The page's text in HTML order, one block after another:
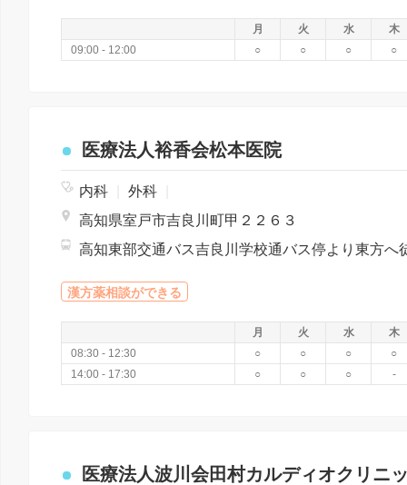
月 火 水
木
09:00 - 12:00
○ ○ ○ ○
医療法人裕香会松本医院
内科 外科
高知県室戸市吉良川町甲２２６３
漢方薬相談ができる
月 火 水
木
08:30 - 12:30
○ ○ ○
○
14:00 - 17:30
○ ○ ○ -
医療法人波川会田村カルディオクリニ